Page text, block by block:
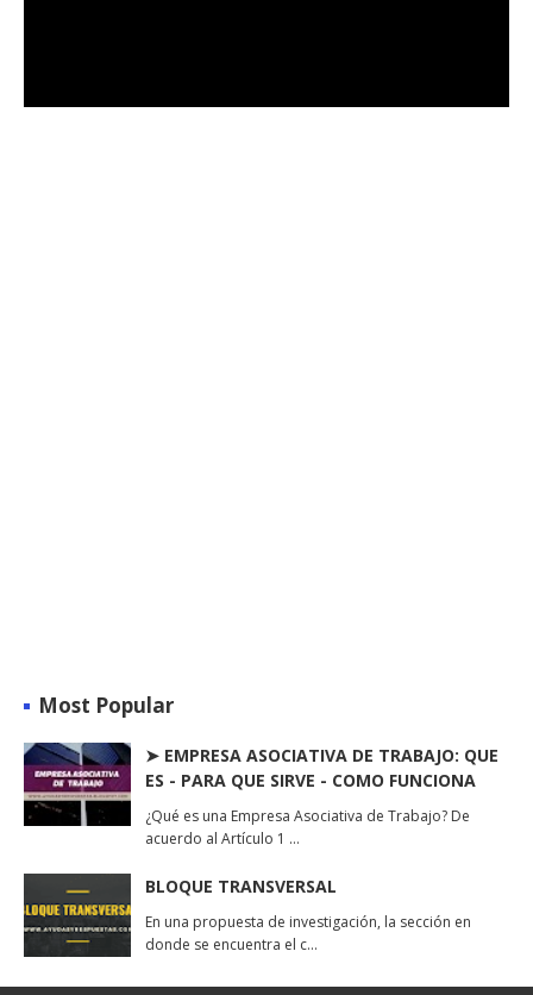
Most Popular
➤ EMPRESA ASOCIATIVA DE TRABAJO: QUE
ES - PARA QUE SIRVE - COMO FUNCIONA
¿Qué es una Empresa Asociativa de Trabajo? De
acuerdo al Artículo 1 …
BLOQUE TRANSVERSAL
En una propuesta de investigación, la sección en
donde se encuentra el c…